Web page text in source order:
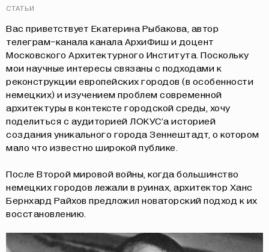
СТАТЬИ
Вас приветствует Екатерина Рыбакова, автор
телеграм-канала канала АрхиФиш и доцент
Московского Архитектурного Института. Поскольку
мои научные интересы связаны с подходами к
реконструкции европейских городов (в особенности
немецких) и изучением проблем современной
архитектуры в контексте городской среды, хочу
поделиться с аудиторией ЛОКУС’а историей
создания уникального города Зеннештадт, о котором
мало что известно широкой публике.
После Второй мировой войны, когда большинство
немецких городов лежали в руинах, архитектор Ханс
Бернхард Райхов предложил новаторский подход к их
восстановлению.